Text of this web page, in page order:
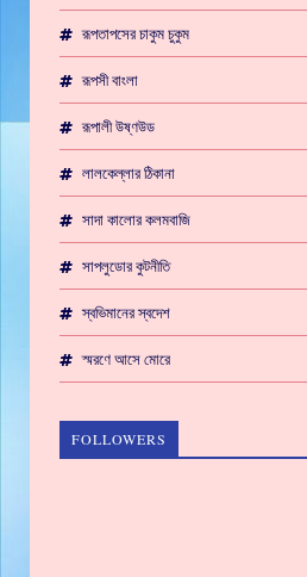
রূপতাপসের চাকুম চুকুম
রূপসী বাংলা
রূপালী উষ্ণউড
লালকেল্লার ঠিকানা
সাদা কালোর কলমবাজি
সাপলুডোর কুটনীতি
স্বভিমানের স্বদেশ
স্মরণে আসে মোরে
FOLLOWERS